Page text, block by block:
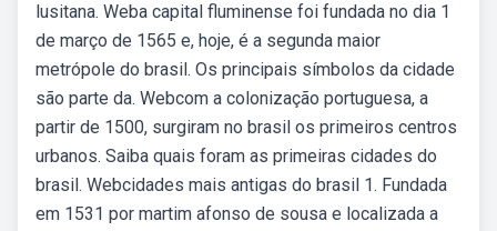
lusitana. Weba capital fluminense foi fundada no dia 1
de março de 1565 e, hoje, é a segunda maior
metrópole do brasil. Os principais símbolos da cidade
são parte da. Webcom a colonização portuguesa, a
partir de 1500, surgiram no brasil os primeiros centros
urbanos. Saiba quais foram as primeiras cidades do
brasil. Webcidades mais antigas do brasil 1. Fundada
em 1531 por martim afonso de sousa e localizada a